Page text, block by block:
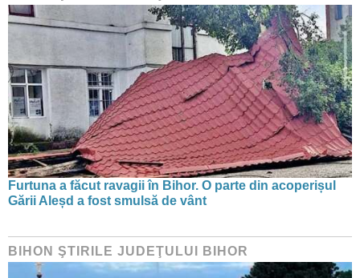
Furtuna a făcut ravagii în Bihor. O parte din acoperișul
Gării Aleșd a fost smulsă de vânt
BIHON ŞTIRILE JUDEŢULUI BIHOR